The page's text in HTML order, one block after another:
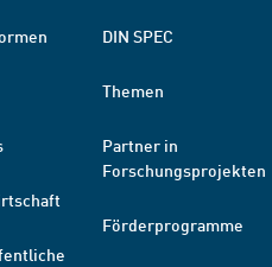
DIN SPEC
Themen
Partner in
Forschungsprojekten
Förderprogramme